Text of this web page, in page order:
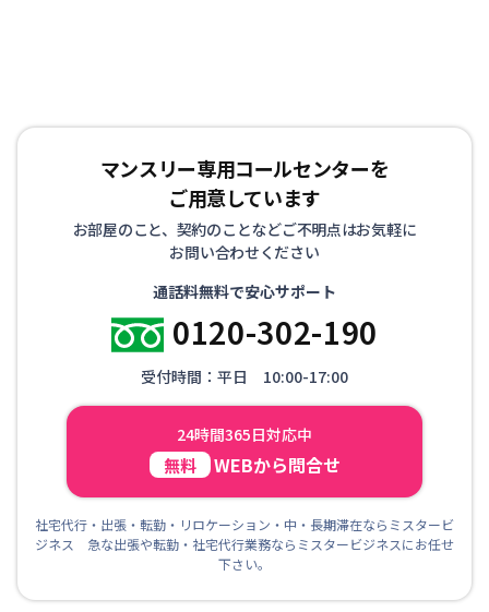
マンスリー専用コールセンターを
ご用意しています
お部屋のこと、契約のことなどご不明点はお気軽に
お問い合わせください
通話料無料で安心サポート
0120-302-190
受付時間：平日 10:00-17:00
24時間365日対応中
無料 WEBから問合せ
社宅代行・出張・転勤・リロケーション・中・長期滞在ならミスタービ
ジネス 急な出張や転勤・社宅代行業務ならミスタービジネスにお任せ
下さい。